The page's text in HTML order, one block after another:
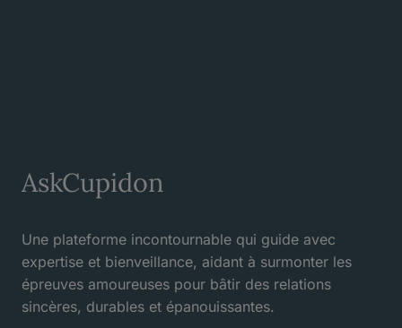
AskCupidon
Une plateforme incontournable qui guide avec
expertise et bienveillance, aidant à surmonter les
épreuves amoureuses pour bâtir des relations
sincères, durables et épanouissantes.